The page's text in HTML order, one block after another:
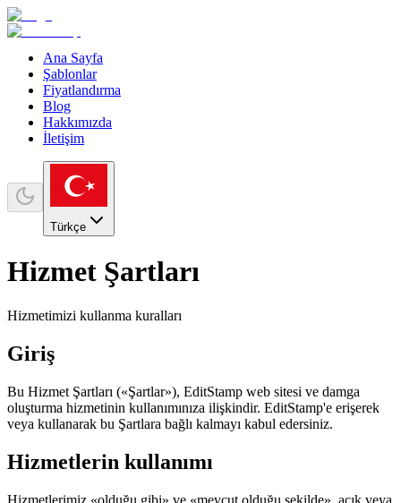
Ana Sayfa
Şablonlar
Fiyatlandırma
Blog
Hakkımızda
İletişim
Türkçe
Hizmet Şartları
Hizmetimizi kullanma kuralları
Giriş
Bu Hizmet Şartları («Şartlar»), EditStamp web sitesi ve damga
oluşturma hizmetinin kullanımınıza ilişkindir. EditStamp'e erişerek
veya kullanarak bu Şartlara bağlı kalmayı kabul edersiniz.
Hizmetlerin kullanımı
Hizmetlerimiz «olduğu gibi» ve «mevcut olduğu şekilde», açık veya